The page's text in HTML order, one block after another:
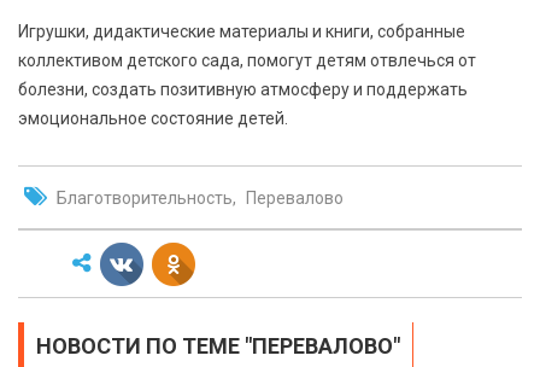
Игрушки, дидактические материалы и книги, собранные
коллективом детского сада, помогут детям отвлечься от
болезни, создать позитивную атмосферу и поддержать
эмоциональное состояние детей.
Благотворительность Перевалово
НОВОСТИ ПО ТЕМЕ "ПЕРЕВАЛОВО"